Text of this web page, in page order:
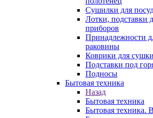
Сушилки для
Лотки, подставки
приборов
Принадлежности
раковины
Коврики для
Подставки под
Подносы
Бытовая техника
Назад
Бытовая техника
Бытовая техника.